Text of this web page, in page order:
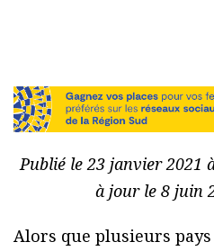
Publié le 23 janvier 2021
à jour le 8 juin
Alors que plusieurs